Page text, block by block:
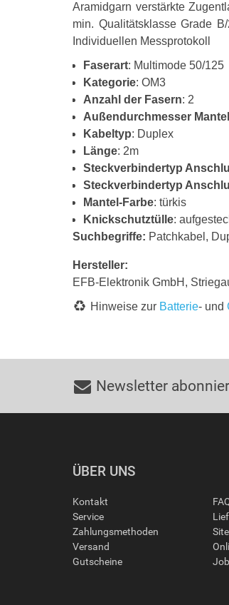
Aramidgarn verstärkte
min. Qualitätsklasse Grade
Individuellen Messprotokoll
Faserart: Multimode 50/125
Kategorie: OM3
Anzahl der Fasern: 2
Außendurchmesser
Kabeltyp: Duplex
Länge: 2m
Steckverbindertyp
Steckverbindertyp
Mantel-Farbe: türkis
Knickschutztülle:
Suchbegriffe: Patchkabel,
Hersteller:
EFB-Elektronik GmbH,
Hinweise zur Batterie- und
Newsletter
ÜBER UNS
Kontakt
Service
Zahlungsmethoden
Versand
Gutscheine